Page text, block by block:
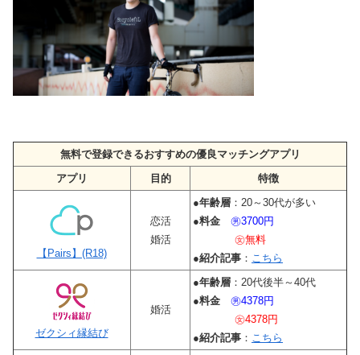
無料で登録できるおすすめの優良マッチングアプリ
アプリ
目的 特徴
【Pairs】(R18)
恋活
婚活
●年齢層 ：20～30代が多い
●料金
㊚3700円
㊛無料
●紹介記事 ： こちら
ゼクシィ縁結び
婚活
●年齢層 ：20代後半～40代
●料金
㊚4378円
㊛4378円
●紹介記事 ： こちら